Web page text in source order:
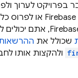
בפרויקט לערוך
Firebase או לפרוס
שכולל את
ולהקצות אותו